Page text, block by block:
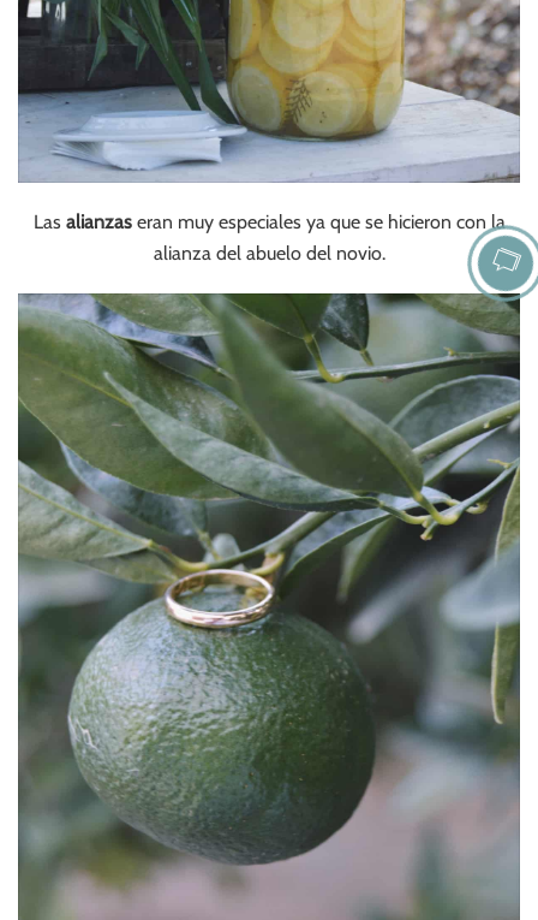
Las alianzaseran muy especiales ya que se hicieron con la
alianza del abuelo del novio.